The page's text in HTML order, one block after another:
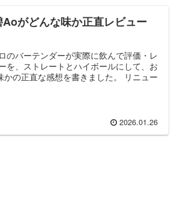
Aoがどんな味か正直レビュー
のバーテンダーが実際に飲んで評価・レ
を、ストレートとハイボールにして、お
の正直な感想を書きました。 リニュー
2026.01.26